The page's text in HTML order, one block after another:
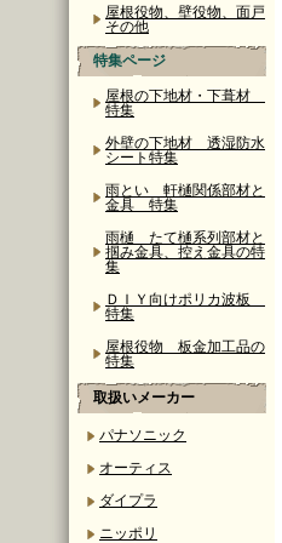
屋根役物、壁役物、面戸
その他
特集ページ
屋根の下地材・下葺材
特集
外壁の下地材 透湿防水
シート特集
雨とい 軒樋関係部材と
金具 特集
雨樋 たて樋系列部材と
掴み金具、控え金具の特
集
ＤＩＹ向けポリカ波板
特集
屋根役物 板金加工品の
特集
取扱いメーカー
パナソニック
オーティス
ダイプラ
ニッポリ